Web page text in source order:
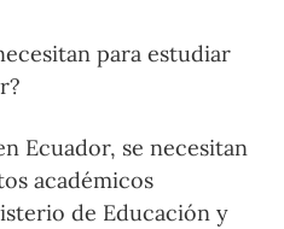
para estudiar
Ecuador, se necesitan
académicos
de Educación y